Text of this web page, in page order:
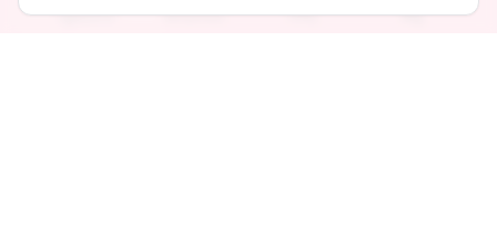
Promuj ogłoszenie
Ogłoszenia Aktualności Firmy Blog